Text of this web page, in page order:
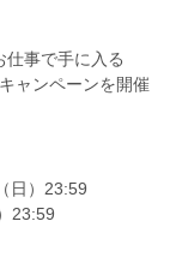
仕事で手に入る
ャンペーンを開催
日）23:59
23:59